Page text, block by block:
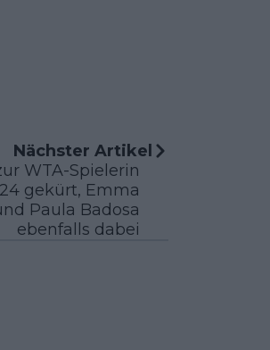
Nächster Artikel
WTA-Spielerin
gekürt, Emma
Paula Badosa
ebenfalls dabei